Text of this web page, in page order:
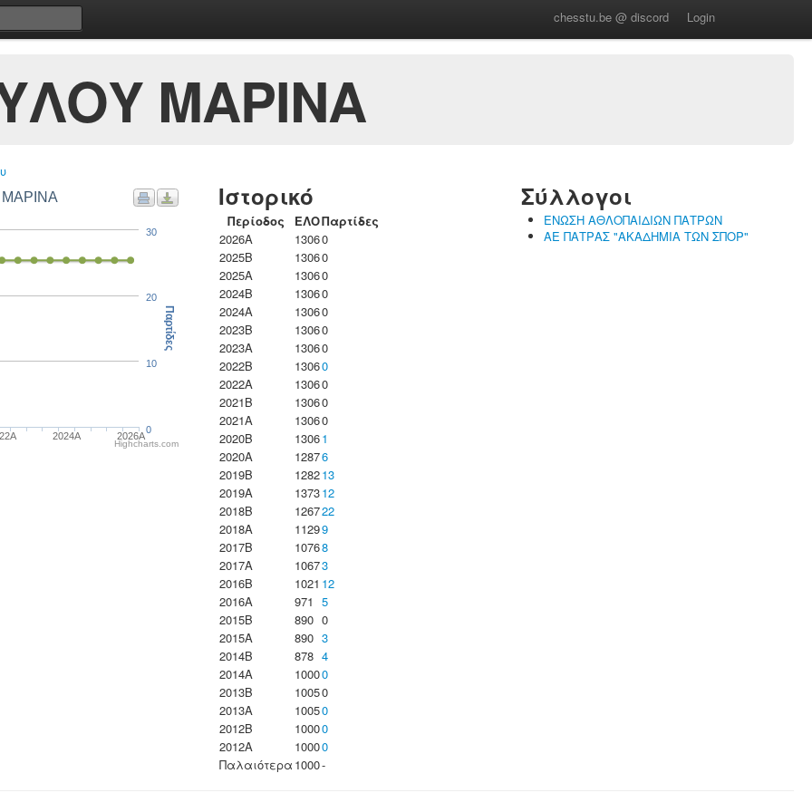
chesstu.be @ discord Login
ΜΑΡΙΝΑ
ΜΑΡΙΝΑ
2024A 2026A
0
10
20
30
Παρτίδες
Highcharts.com
Ιστορικό
Περίοδος ΕΛΟΠαρτίδες
2026A
13060
2025B
13060
2025A
13060
2024B
13060
2024A
13060
2023B
13060
2023Α
13060
2022B
13060
2022A
13060
2021B
13060
2021A
13060
2020B
13061
2020A
12876
2019B
128213
2019A
137312
2018B
126722
2018A
11299
2017B
10768
2017A
10673
2016B
1021 12
2016A
971 5
2015B
890 0
2015A
890 3
2014B
878 4
2014A
10000
2013B
10050
2013A
10050
2012B
10000
2012A
10000
Παλαιότερα 1000-
Σύλλογοι
ΕΝΩΣΗ ΑΘΛΟΠΑΙΔΙΩΝ ΠΑΤΡΩΝ
ΑΕ ΠΑΤΡΑΣ "ΑΚΑΔΗΜΙΑ ΤΩΝ ΣΠΟΡ"